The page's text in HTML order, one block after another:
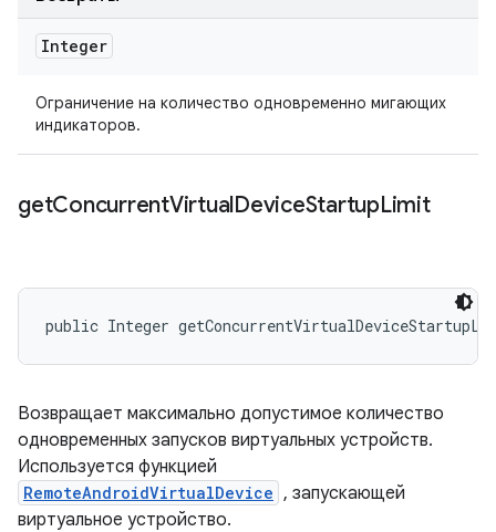
Integer
Ограничение на количество одновременно мигающих
индикаторов.
getConcurrentVirtualDeviceStartupLimit
public Integer
Возвращает максимально допустимое количество
одновременных запусков виртуальных устройств.
Используется функцией
RemoteAndroidVirtualDevice , запускающей
виртуальное устройство.